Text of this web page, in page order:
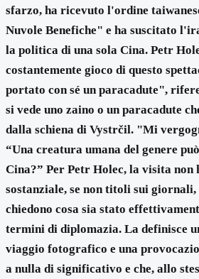
sfarzo, ha ricevuto l'ordine
Nuvole Benefiche" e ha suscitato
la politica di una sola Cina. Petr
costantemente gioco di questo
portato con sé un paracadute",
si vede uno zaino o un paracadute
dalla schiena di Vystrčil. "Mi
“Una creatura umana del genere
Cina?” Per Petr Holec, la visita non
sostanziale, se non titoli sui
chiedono cosa sia stato
termini di diplomazia. La definisce
viaggio fotografico e una
a nulla di significativo e che, allo